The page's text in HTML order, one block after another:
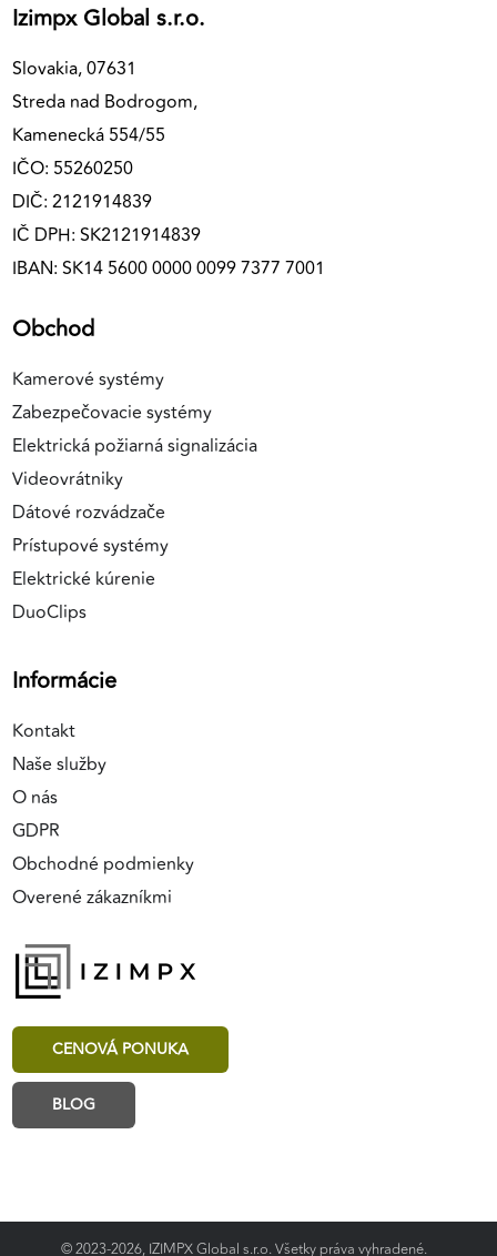
Izimpx Global s.r.o.
Slovakia, 07631
Streda nad Bodrogom,
Kamenecká 554/55
IČO: 55260250
DIČ: 2121914839
IČ DPH: SK2121914839
IBAN: SK14 5600 0000 0099 7377 7001
Obchod
Kamerové systémy
Zabezpečovacie systémy
Elektrická požiarná signalizácia
Videovrátniky
Dátové rozvádzače
Prístupové systémy
Elektrické kúrenie
DuoClips
Informácie
Kontakt
Naše služby
O nás
GDPR
Obchodné podmienky
Overené zákazníkmi
CENOVÁ PONUKA
BLOG
© 2023-2026, IZIMPX Global s.r.o. Všetky práva vyhradené.